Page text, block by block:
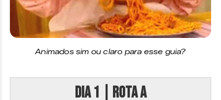
Animados sim ou claro para esse guia?
DIA 1 | Rota A